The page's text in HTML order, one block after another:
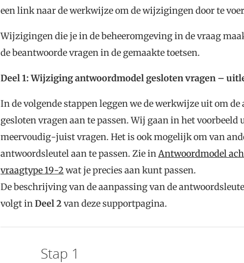
een link naar de werkwijze om de wijzigingen door te
Wijzigingen die je in de beheeromgeving in de vraag
de beantwoorde vragen in de gemaakte toetsen.
Deel 1: Wijziging antwoordmodel gesloten vragen –
In de volgende stappen leggen we de werkwijze uit om
gesloten vragen aan te passen. Wij gaan in het voorbeeld
meervoudig-juist vragen. Het is ook mogelijk om van
antwoordsleutel aan te passen. Zie in Antwoordmodel
vraagtype 19-2 wat je precies aan kunt passen.
De beschrijving van de aanpassing van de
volgt in Deel 2 van deze supportpagina.
Stap 1